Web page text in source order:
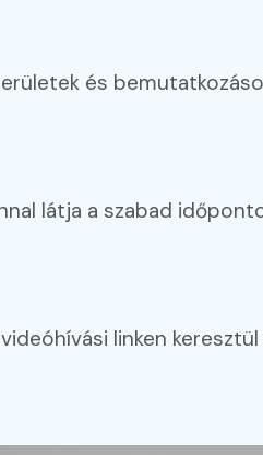
és
látja a szabad
linken